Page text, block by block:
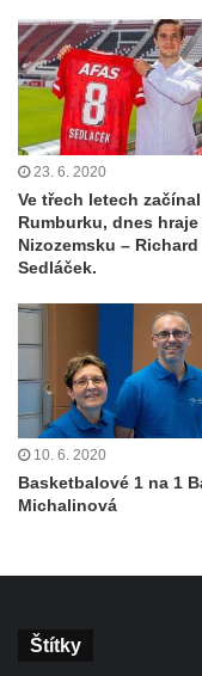
23. 6. 2020
Ve třech letech
Rumburku, dnes hraje
Nizozemsku – Richard
Sedláček.
10. 6. 2020
Basketbalové 1 na 1
Michalinová
Štítky